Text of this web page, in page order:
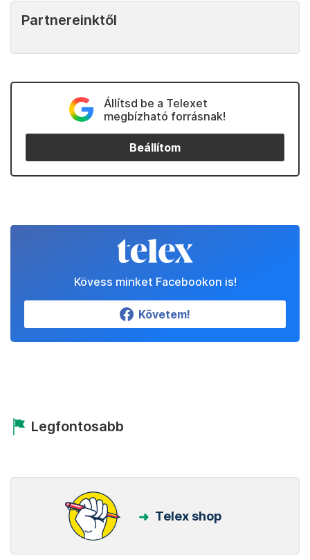
Partnereinktől
Állítsd be a Telexet
megbízható forrásnak!
Beállítom
Kövess minket Facebookon is!
Követem!
Legfontosabb
Telex shop